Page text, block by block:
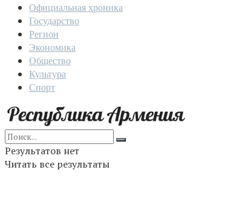
Официальная хроника
Государство
Регион
Экономика
Общество
Культура
Спорт
Результатов нет
Читать все результаты